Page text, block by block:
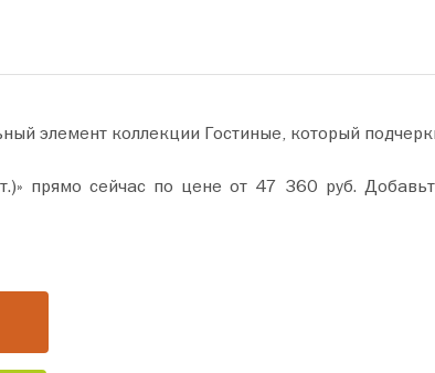
элемент коллекции Гостиные, который
Добавьте товар в корзину и оформите покупку всего за пару минут.